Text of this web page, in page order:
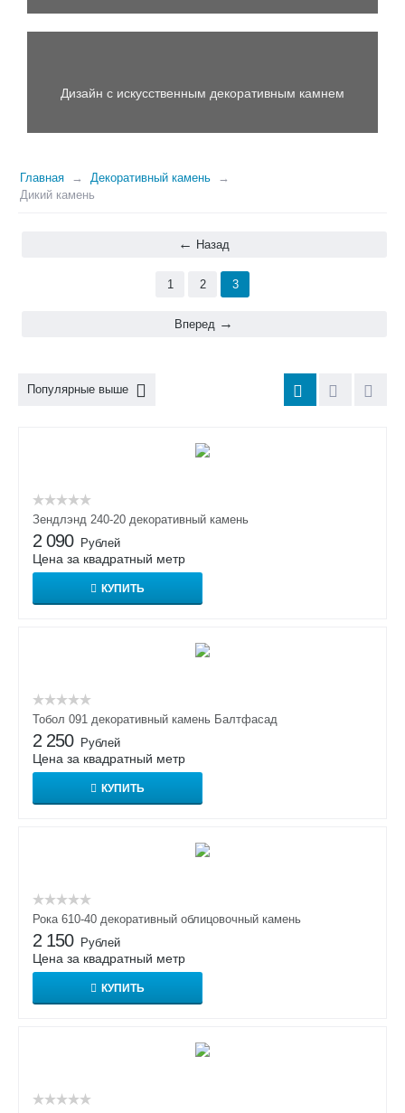
Дизайн с искусственным декоративным камнем
Главная
Декоративный камень
Дикий камень
Назад
1 2 3
Вперед
Популярные выше
Зендлэнд 240-20 декоративный камень
2 090 Рублей
Цена за квадратный метр
КУПИТЬ
Тобол 091 декоративный камень Балтфасад
2 250 Рублей
Цена за квадратный метр
КУПИТЬ
Рока 610-40 декоративный облицовочный камень
2 150 Рублей
Цена за квадратный метр
КУПИТЬ